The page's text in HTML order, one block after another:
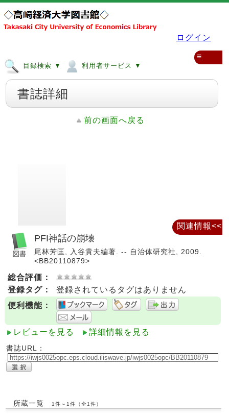
ログイン
目録検索 ▼ 利用者サービス ▼
≡
書誌詳細
前の画面へ戻る
PFI神話の崩壊
尾林芳匡, 入谷貴夫編著. -- 自治体研究社, 2009.
<BB20110879>
総合評価：
登録タグ：
登録されているタグはありません
便利機能：
レビューを見る 詳細情報を見る
書誌URL：
所蔵一覧 1件～1件（全1件）
関連情報<<